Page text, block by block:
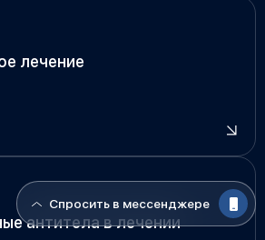
лечение
антитела в лечении
Спросить в мессенджере